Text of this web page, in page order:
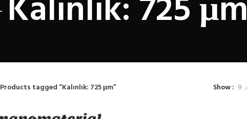
Products tagged “Kalınlık: 725 μm” Show 9